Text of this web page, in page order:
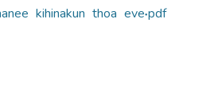
kihinakun thoa eve.pdf